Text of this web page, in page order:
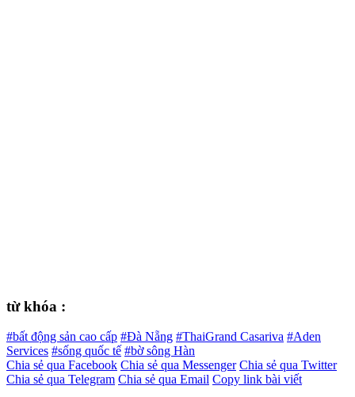
từ khóa :
#bất động sản cao cấp #Đà Nẵng #ThaiGrand Casariva #Aden
Services #sống quốc tế #bờ sông Hàn
Chia sẻ qua Facebook Chia sẻ qua Messenger Chia sẻ qua Twitter
Chia sẻ qua Telegram Chia sẻ qua Email Copy link bài viết